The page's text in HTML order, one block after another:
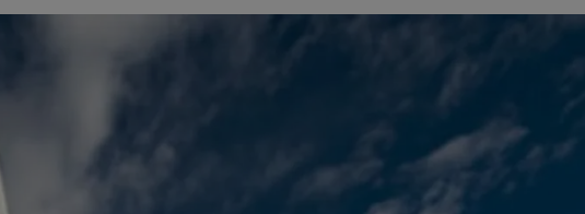
La ligne des Auditeurs, la redif